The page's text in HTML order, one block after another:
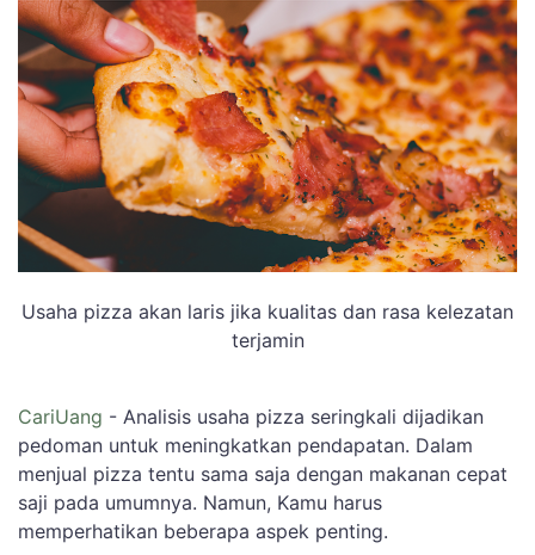
Usaha pizza akan laris jika kualitas dan rasa kelezatan
terjamin
CariUang - Analisis usaha pizza seringkali dijadikan
pedoman untuk meningkatkan pendapatan. Dalam
menjual pizza tentu sama saja dengan makanan cepat
saji pada umumnya. Namun, Kamu harus
memperhatikan beberapa aspek penting.